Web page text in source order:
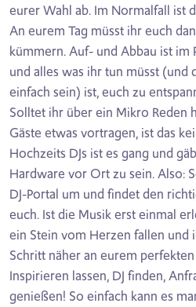
eurer Wahl ab. Im Normalfall ist
An eurem Tag müsst ihr euch
kümmern. Auf- und Abbau ist im
und alles was ihr tun müsst (und
einfach sein) ist, euch zu
Solltet ihr über ein Mikro Reden
Gäste etwas vortragen, ist das
Hochzeits DJs ist es gang und
Hardware vor Ort zu sein. Also:
DJ-Portal um und findet den
euch. Ist die Musik erst einmal
ein Stein vom Herzen fallen und
Schritt näher an eurem
Inspirieren lassen, DJ finden,
genießen! So einfach kann es